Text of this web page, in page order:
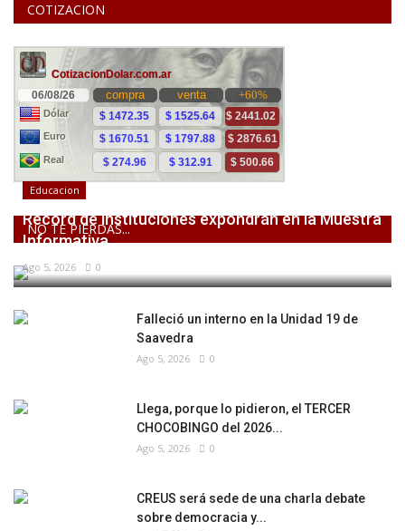
COTIZACION
NO TE PIERDAS...
Educacion
Récord de instituciones expondrán en la Muestra
Informativa...
Ago 5, 2026 0
Falleció un interno en la Unidad 19 de
Saavedra
Ago 5, 2026 0
Llega, porque lo pidieron, el TERCER
CHOCOBINGO del 2026...
Ago 5, 2026 0
CREUS será sede de una charla debate
sobre democracia y...